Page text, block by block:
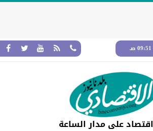
09:51 صـ
اقتصاد على مدار الساعة